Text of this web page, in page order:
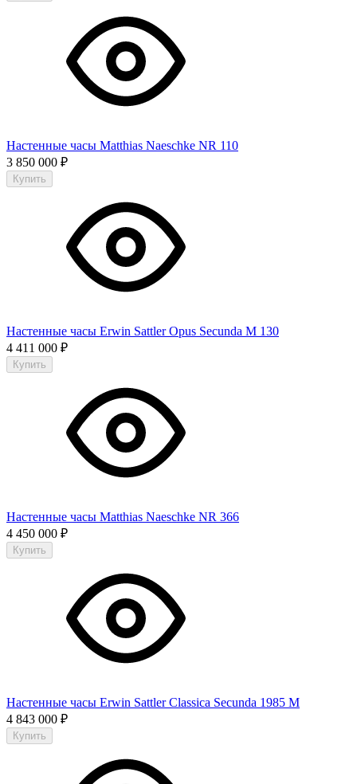
Настенные часы Matthias Naeschke NR 110
3 850 000 ₽
Купить
Настенные часы Erwin Sattler Opus Secunda M 130
4 411 000 ₽
Купить
Настенные часы Matthias Naeschke NR 366
4 450 000 ₽
Купить
Настенные часы Erwin Sattler Classica Secunda 1985 M
4 843 000 ₽
Купить